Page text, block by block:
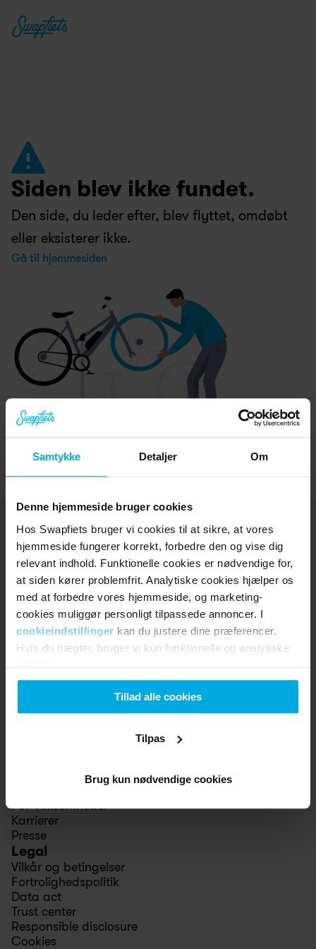
Samtykke Detaljer Om
Denne hjemmeside bruger cookies
Hos Swapfiets bruger vi cookies til at sikre, at vores
hjemmeside fungerer korrekt, forbedre den og vise dig
relevant indhold. Funktionelle cookies er nødvendige for,
at siden kører problemfrit. Analytiske cookies hjælper os
med at forbedre vores hjemmeside, og marketing-
cookies muliggør personligt tilpassede annoncer. I
cookieindstillinger kan du justere dine præferencer.
Hvis du nægter, bruger vi kun funktionelle og analytiske
cookies.
Tillad alle cookies
Tilpas
Brug kun nødvendige cookies
Siden blev ikke fundet.
Den side, du leder efter, blev flyttet, omdøbt
eller eksisterer ikke.
Gå til hjemmesiden
Udforsk
Cykler
Elcykler
Prøvetur
Studierabat
Vennerabat
Fuld tyveridækning
Support
Kontakt
Vores indflydelse
For Virksomheder
Karrierer
Presse
Legal
Vilkår og betingelser
Fortrolighedspolitik
Data act
Trust center
Responsible disclosure
Cookies